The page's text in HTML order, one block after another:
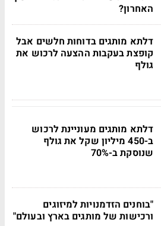
האחרון?
דלתא מותגים בדוחות חלשים אבל
קופצת בעקבות ההצעה לרכוש את
גולף
דלתא מותגים מעוניינת לרכוש
ב-450 מיליון שקל את גולף
שנוסקת ב-70%
"בוחנים הזדמנויות למיזוגים
ורכישות של מותגים בארץ ובעולם"